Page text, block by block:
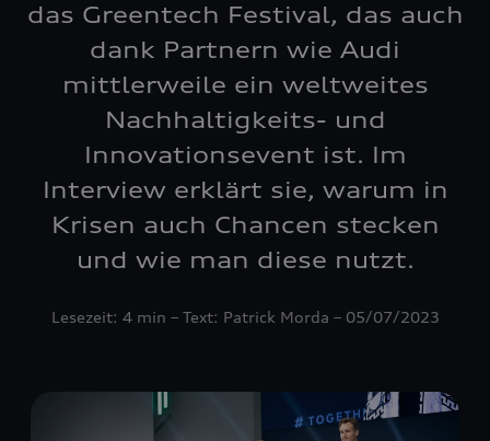
das Greentech Festival, das auch
dank Partnern wie Audi
mittlerweile ein weltweites
Nachhaltigkeits- und
Innovationsevent ist. Im
Interview erklärt sie, warum in
Krisen auch Chancen stecken
und wie man diese nutzt.
Lesezeit: 4 min – Text: Patrick Morda – 05/07/2023